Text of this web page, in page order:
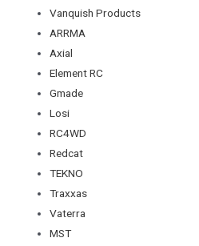
Vanquish Products
ARRMA
Axial
Element RC
Gmade
Losi
RC4WD
Redcat
TEKNO
Traxxas
Vaterra
MST